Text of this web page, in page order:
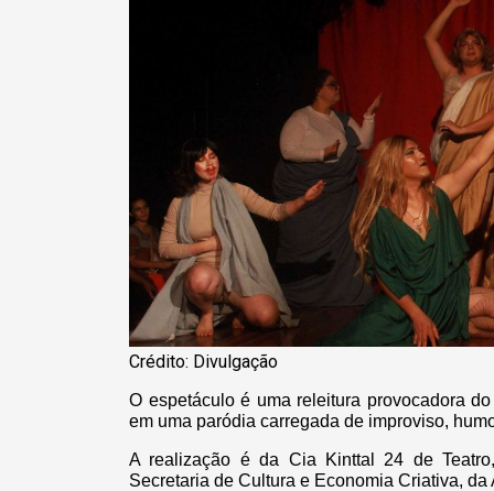
Crédito: Divulgação
O espetáculo é uma releitura provocadora
em uma paródia carregada de improviso,
A realização é da Cia Kinttal 24 de
Secretaria de Cultura e Economia Criativa,